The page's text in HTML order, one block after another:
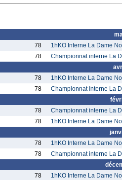
78 1hKO Interne La Dame
78 Championnat interne La
78 1hKO Interne La Dame
78 Championnat Interne La
78 Championnat interne La
78 1hKO Interne La Dame
78 1hKO Interne La Dame
78 Championnat interne La
78 1hKO Interne La Dame